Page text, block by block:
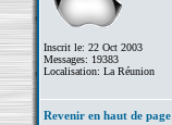
Inscrit le: 22 Oct 2003
Messages: 19383
Localisation: La Réunion
Revenir en haut de page